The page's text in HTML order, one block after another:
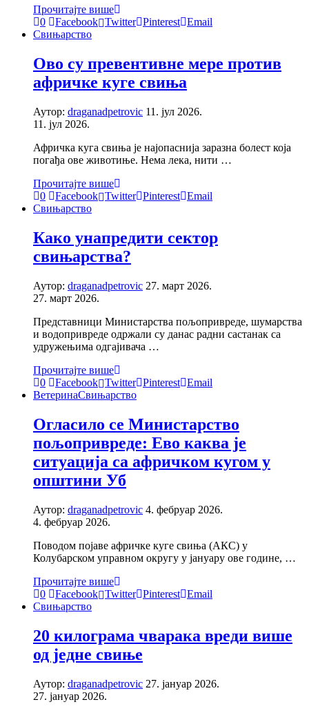
Прочитајте више
0
Facebook Twitter Pinterest Email
Свињарство
Ово су превентивне мере против
афричке куге свиња
Аутор: draganadpetrovic 11. јул 2026.
11. јул 2026.
Афричка куга свиња је најопаснија заразна болест која
погађа ове животиње. Нема лека, нити …
Прочитајте више
0
Facebook Twitter Pinterest Email
Свињарство
Како унапредити сектор
свињарства?
Аутор: draganadpetrovic 27. март 2026.
27. март 2026.
Представници Министарства пољопривреде, шумарства
и водопривреде одржали су данас радни састанак са
удружењима одгајивача …
Прочитајте више
0
Facebook Twitter Pinterest Email
ВетеринаСвињарство
Oгласило се Министарство
пољопривреде: Ево каква је
ситуација са афричком кугом у
општини Уб
Аутор: draganadpetrovic 4. фебруар 2026.
4. фебруар 2026.
Поводом појаве афричке куге свиња (АКС) у
Колубарском управном округу у јануару ове године, …
Прочитајте више
0
Facebook Twitter Pinterest Email
Свињарство
20 килограма чварака вреди више
од једне свиње
Аутор: draganadpetrovic 27. јануар 2026.
27. јануар 2026.